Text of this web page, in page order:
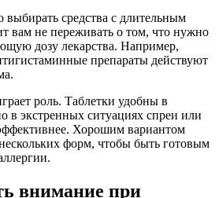
средства с длительным
вам не переживать о том, что нужно
дозу лекарства. Например,
препараты действуют
роль. Таблетки удобны в
в экстренных ситуациях спреи или
Хорошим вариантом
форм, чтобы быть готовым
внимание при